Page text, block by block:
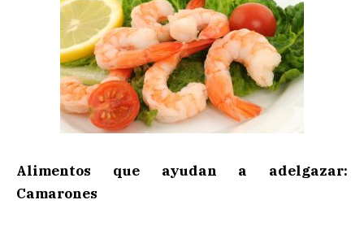
Alimentos que ayudan a adelgazar:
Camarones